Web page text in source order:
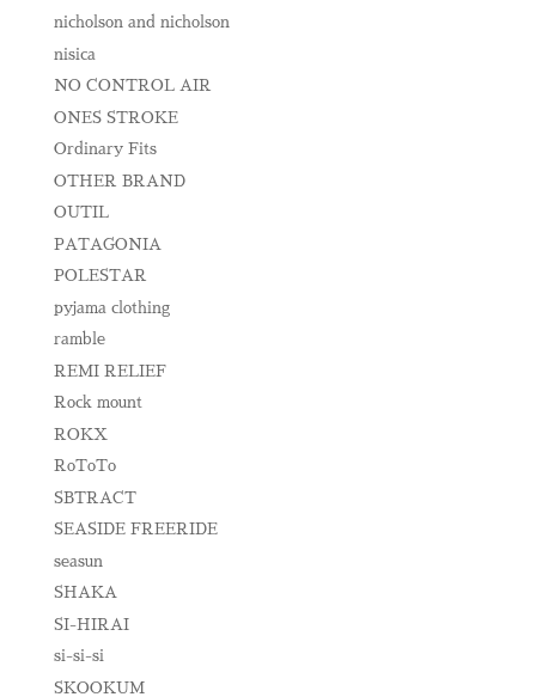
nicholson and nicholson
nisica
NO CONTROL AIR
ONES STROKE
Ordinary Fits
OTHER BRAND
OUTIL
PATAGONIA
POLESTAR
pyjama clothing
ramble
REMI RELIEF
Rock mount
ROKX
RoToTo
SBTRACT
SEASIDE FREERIDE
seasun
SHAKA
SI-HIRAI
si-si-si
SKOOKUM